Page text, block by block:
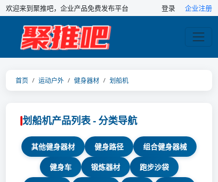
欢迎来到聚推吧，企业产品免费发布平台 登录 企业注册
首页 运动户外 健身器材 划船机
划船机产品列表 - 分类导航
其他健身器材 健身路径 组合健身器械
健身车 锻炼器材 跑步沙袋